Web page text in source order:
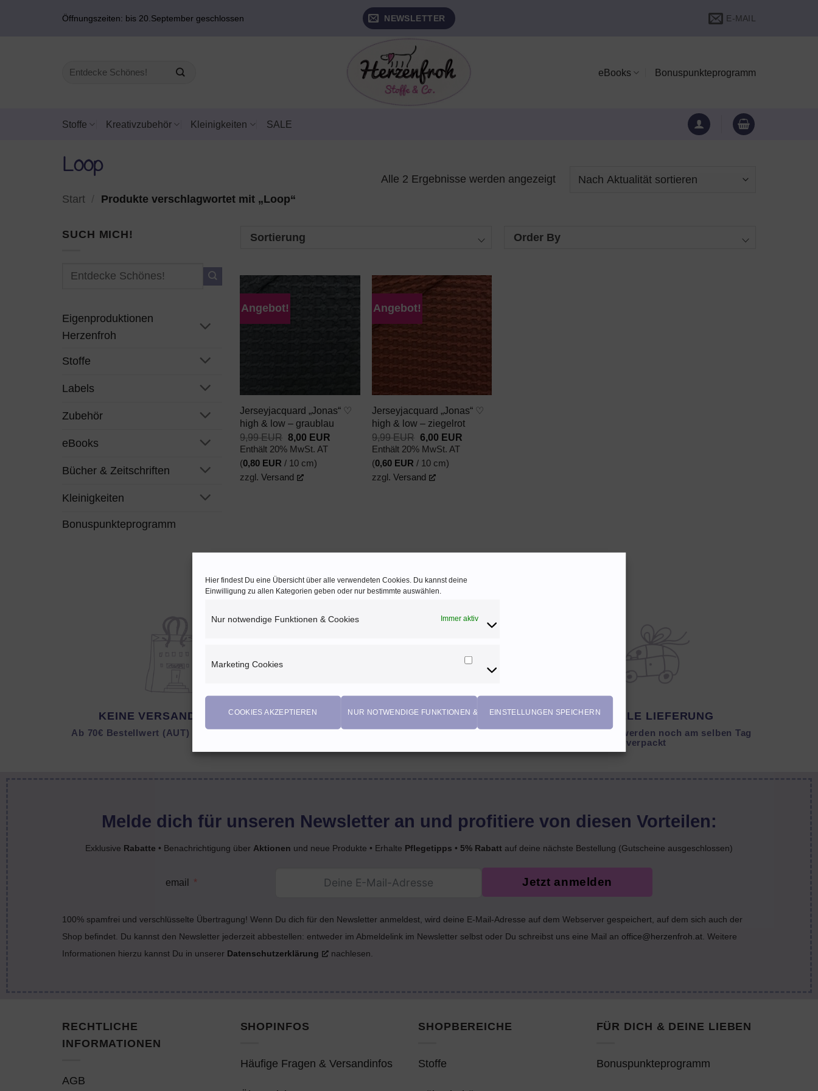
Hier findest Du eine Übersicht über alle verwendeten Cookies. Du kannst deine
Einwilligung zu allen Kategorien geben oder nur bestimmte auswählen.
Nur notwendige Funktionen & Cookies Immer aktiv
Marketing Cookies
Marketing
COOKIES AKZEPTIEREN NUR NOTWENDIGE FUNKTIONEN & COOKIESEINSTELLUNGEN SPEICHERN
Öffnungszeiten: bis 20.September geschlossen NEWSLETTER E-MAIL
Suchen
eBooks Bonuspunkteprogramm
Stoffe Kreativzubehör Kleinigkeiten SALE
Loop
Start Produkte verschlagwortet mit „Loop“
Alle 2 Ergebnisse werden angezeigtNach
SUCH MICH!
Suchen
Eigenproduktionen
Herzenfroh
Stoffe
Labels
Zubehör
eBooks
Bücher & Zeitschriften
Kleinigkeiten
Bonuspunkteprogramm
Sortierung Order By
Angebot!
WUNSCHZETTEL
Jerseyjacquard „Jonas“ ♡
high & low – graublau
9,99EUR Ursprünglicher
Preis
war:
9,99 EUR
8,00 EUR
8,00 EUR.
Enthält 20% MwSt. AT
(0,80 EUR / 10 cm)
zzgl.Versand
Angebot!
AUF DEN
WUNSCHZETTEL
Jerseyjacquard „Jonas“ ♡
high & low – ziegelrot
9,99EUR Ursprünglicher
Preis
war:
9,99 EUR
6,00 EUR
Enthält 20% MwSt. AT
(0,60 EUR / 10 cm)
zzgl.Versand
KEINE VERSANDKOSTEN
Ab 70€ Bestellwert (AUT) bzw. 150 € (DEU)
EIGENPRODUKTIONEN
Einzigartige Stoffdesigns von Herzenfroh
SCHNELLE LIEFERUNG
Lagernde Artikel werden noch am selben Tag
verpackt
Melde dich für unseren Newsletter an und profitiere von diesen Vorteilen:
Exklusive Rabatte • Benachrichtigung über Aktionen und neue Produkte • Erhalte Pflegetipps • 5% Rabatt auf deine nächste Bestellung (Gutscheine ausgeschlossen)
email Jetzt anmelden
100% spamfrei und verschlüsselte Übertragung! Wenn Du dich für den Newsletter anmeldest, wird deine E-Mail-Adresse auf dem Webserver gespeichert, auf dem sich auch der
Shop befindet. Du kannst den Newsletter jederzeit abbestellen: entweder im Abmeldelink im Newsletter selbst oder Du schreibst uns eine Mail an office@herzenfroh.at . Weitere
Informationen hierzu kannst Du in unserer Datenschutzerklärung nachlesen.
RECHTLICHE
INFORMATIONEN
AGB
SHOPINFOS
Häufige Fragen & Versandinfos
SHOPBEREICHE
Stoffe
FÜR DICH & DEINE LIEBEN
Bonuspunkteprogramm